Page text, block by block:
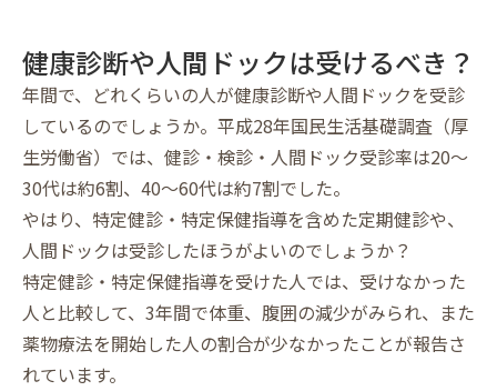
健康診断や人間ドックは受けるべき？
年間で、どれくらいの人が健康診断や人間ドックを受診
しているのでしょうか。平成28年国民生活基礎調査（厚
生労働省）では、健診・検診・人間ドック受診率は20～
30代は約6割、40～60代は約7割でした。
やはり、特定健診・特定保健指導を含めた定期健診や、
人間ドックは受診したほうがよいのでしょうか？
特定健診・特定保健指導を受けた人では、受けなかった
人と比較して、3年間で体重、腹囲の減少がみられ、また
薬物療法を開始した人の割合が少なかったことが報告さ
れています。